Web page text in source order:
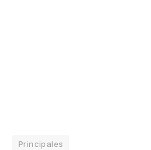
Principales